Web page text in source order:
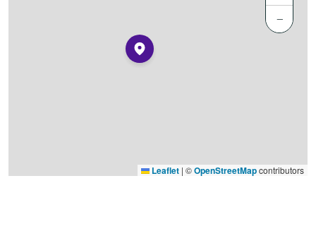
−
Leaflet | ©OpenStreetMapcontributors